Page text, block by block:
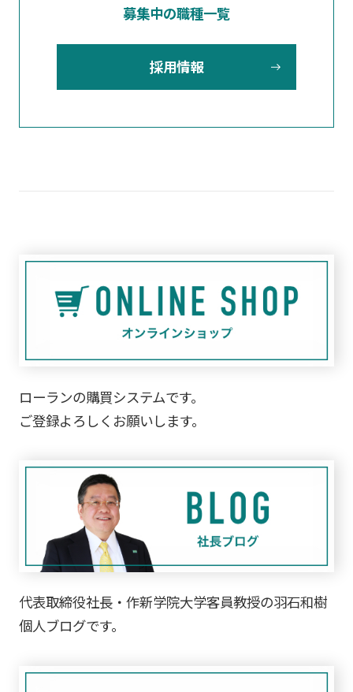
募集中の職種一覧
採用情報
ローランの購買システムです。
ご登録よろしくお願いします。
代表取締役社長・作新学院大学客員教授の羽石和樹
個人ブログです。